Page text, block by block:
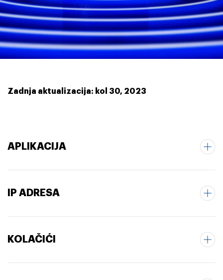
Zadnja aktualizacija: kol 30, 2023
APLIKACIJA
IP ADRESA
KOLAČIĆI